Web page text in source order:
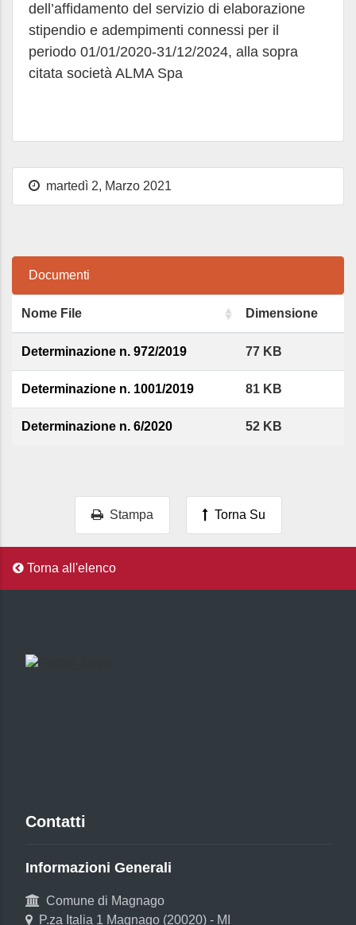
dell’affidamento del servizio di elaborazione
stipendio e adempimenti connessi per il
periodo 01/01/2020-31/12/2024, alla sopra
citata società ALMA Spa
martedì 2, Marzo 2021
Documenti
Nome File Dimensione
Determinazione n. 972/2019 77 KB
Determinazione n. 1001/2019 81 KB
Determinazione n. 6/2020 52 KB
Stampa Torna Su
Torna all'elenco
Contatti
Informazioni Generali
Comune di Magnago
P.za Italia 1 Magnago (20020) - MI